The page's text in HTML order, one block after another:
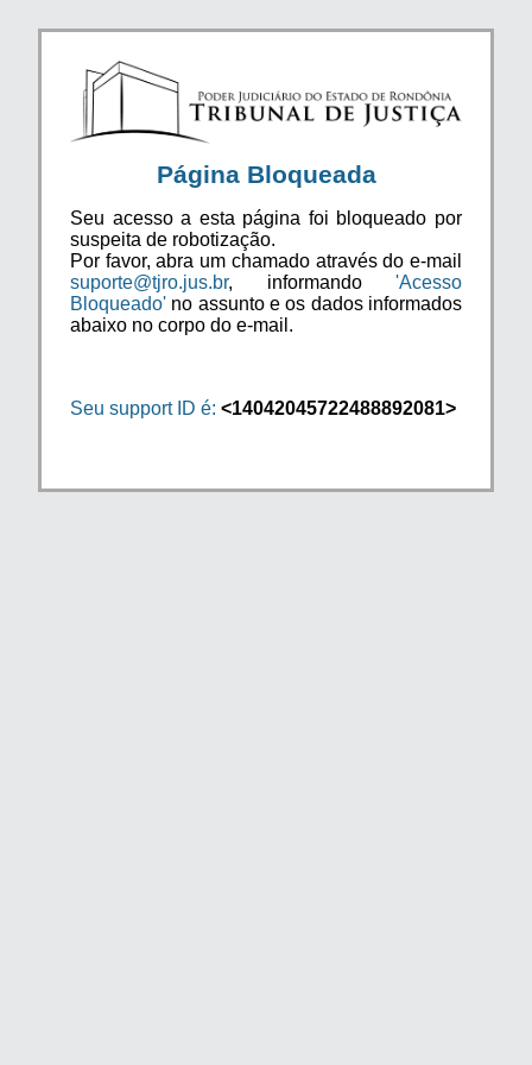
Página Bloqueada
Seu acesso a esta página foi bloqueado por
suspeita de robotização.
Por favor, abra um chamado através do e-mail
suporte@tjro.jus.br, informando 'Acesso
Bloqueado' no assunto e os dados informados
abaixo no corpo do e-mail.
Seu support ID é: <14042045722488892081>